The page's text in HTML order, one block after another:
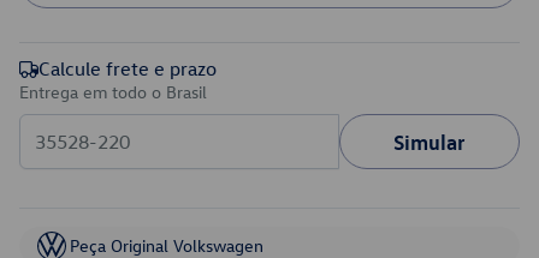
Calcule frete e prazo
Entrega em todo o Brasil
Simular
Peça Original Volkswagen